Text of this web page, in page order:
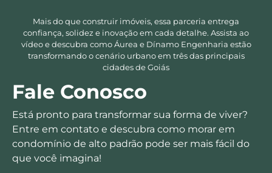
Mais do que construir imóveis, essa parceria entrega
confiança, solidez e inovação em cada detalhe. Assista ao
vídeo e descubra como Áurea e Dínamo Engenharia estão
transformando o cenário urbano em três das principais
cidades de Goiás
Fale Conosco
Está pronto para transformar sua forma de viver?
Entre em contato e descubra como morar em
condomínio de alto padrão pode ser mais fácil do
que você imagina!